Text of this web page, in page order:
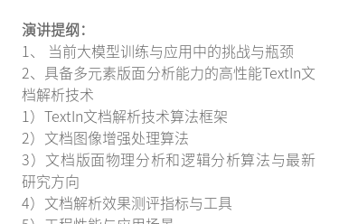
演讲提纲：
1、 当前大模型训练与应用中的挑战与瓶颈
2、具备多元素版面分析能力的高性能TextIn文
档解析技术
1）TextIn文档解析技术算法框架
2）文档图像增强处理算法
3）文档版面物理分析和逻辑分析算法与最新
研究方向
4）文档解析效果测评指标与工具